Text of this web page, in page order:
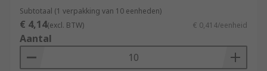
Subtotaal (1 verpakking van 10 eenheden)
€ 4,14(excl. BTW) € 0,414/eenheid
Aantal